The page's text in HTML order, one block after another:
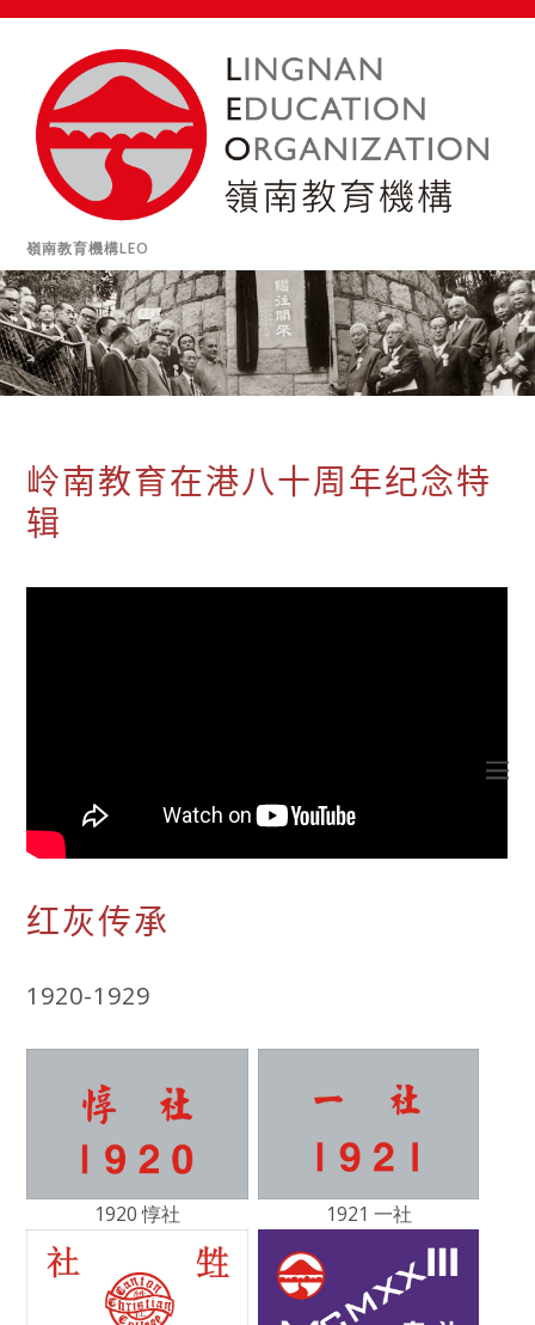
嶺南教育機構LEO
岭南教育在港八十周年纪念特
辑
红灰传承
1920-1929
1920 惇社 1921 一社